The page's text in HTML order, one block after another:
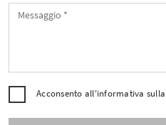
Acconsento all'informativa sulla